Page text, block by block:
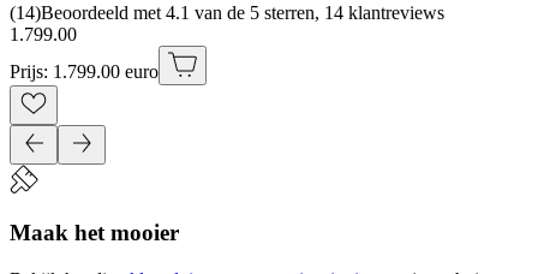
(14)Beoordeeld met 4.1 van de 5 sterren, 14 klantreviews
1 .799.00
Prijs: 1.799.00 euro
Maak het mooier